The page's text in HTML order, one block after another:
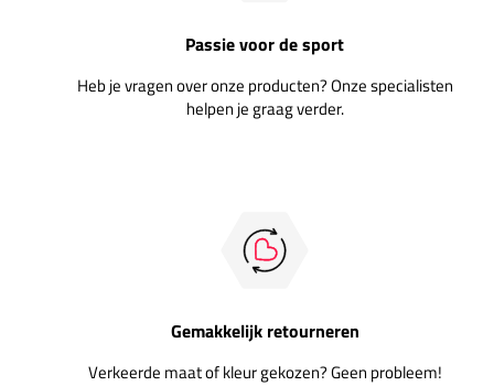
Passie voor de sport
Heb je vragen over onze producten? Onze specialisten
helpen je graag verder.
Gemakkelijk retourneren
Verkeerde maat of kleur gekozen? Geen probleem!